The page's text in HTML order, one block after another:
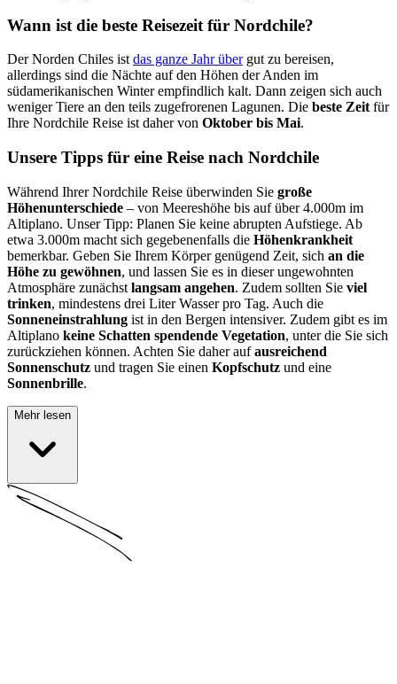
Wann ist die beste Reisezeit für Nordchile?
Der Norden Chiles istdas ganze Jahr übergut zu bereisen,
allerdings sind die Nächte auf den Höhen der Anden im
südamerikanischen Winter empfindlich kalt. Dann zeigen sich auch
weniger Tiere an den teils zugefrorenen Lagunen. Die beste Zeitfür
Ihre Nordchile Reise ist daher von Oktober bis Mai.
Unsere Tipps für eine Reise nach Nordchile
Während Ihrer Nordchile Reise überwinden Sie große
Höhenunterschiede – von Meereshöhe bis auf über 4.000m im
Altiplano. Unser Tipp: Planen Sie keine abrupten Aufstiege. Ab
etwa 3.000m macht sich gegebenenfalls die Höhenkrankheit
bemerkbar. Geben Sie Ihrem Körper genügend Zeit, sich an die
Höhe zu gewöhnen, und lassen Sie es in dieser ungewohnten
Atmosphäre zunächst langsam angehen. Zudem sollten Sie viel
trinken, mindestens drei Liter Wasser pro Tag. Auch die
Sonneneinstrahlung ist in den Bergen intensiver. Zudem gibt es im
Altiplano keine Schatten spendende Vegetation, unter die Sie sich
zurückziehen können. Achten Sie daher aufausreichend
Sonnenschutz und tragen Sie einen Kopfschutz und eine
Sonnenbrille.
Mehr lesen